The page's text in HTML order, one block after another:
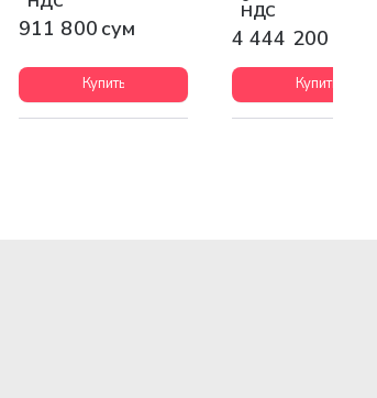
911 800 сум
Купить
НДС
4 444 200 сум
Купить